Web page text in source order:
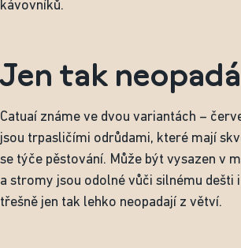
kávovníků.
Jen tak neopadá
Catuaí známe ve dvou variantách –
jsou trpasličími odrůdami, které mají
se týče pěstování. Může být vysazen v
a stromy jsou odolné vůči silnému dešti
třešně jen tak lehko neopadají z větví.